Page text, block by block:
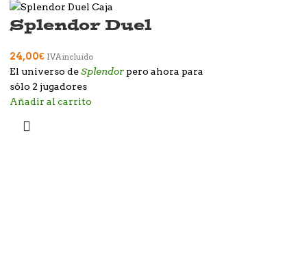
Splendor Duel
24,00€ IVA incluido
El universo deSplendorpero ahora para
sólo 2 jugadores
Añadir al carrito